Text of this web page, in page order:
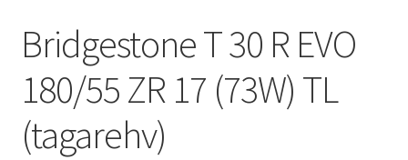
Bridgestone T 30 R EVO
180/55 ZR 17 (73W) TL
(tagarehv)